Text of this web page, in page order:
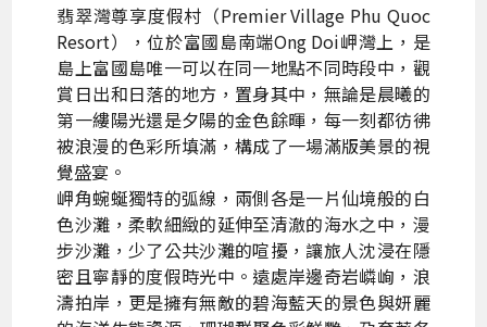
翡翠灣尊享度假村（Premier Village Phu Quoc
Resort），位於富國島南端Ong Doi岬灣上，是
島上富國島唯一可以在同一地點不同時段中，觀
賞日出和日落的地方，置身其中，無論是晨曦的
第一縷陽光還是夕陽的金色餘暉，每一刻都彷彿
被浪漫的色彩所填滿，構成了一場滿版美景的視
覺盛宴。
岬角蜿蜒獨特的弧線，兩側各是一片仙境般的白
色沙灘，柔軟細緻的延伸至清澈的海水之中，漫
步沙灘，少了公共沙灘的喧擾，讓旅人沈浸在隱
密且寧靜的度假時光中。遠處岸邊奇岩嶙峋，浪
濤拍岸，更是擁有無敵的碧海藍天的景色與妍麗